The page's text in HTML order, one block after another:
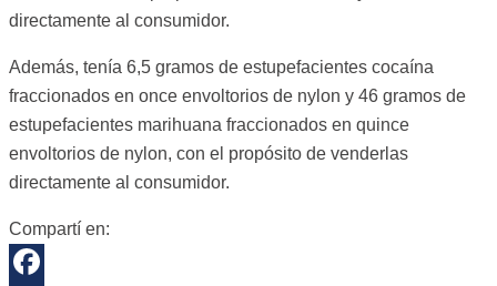
directamente al consumidor.
Además, tenía 6,5 gramos de estupefacientes cocaína
fraccionados en once envoltorios de nylon y 46 gramos de
estupefacientes marihuana fraccionados en quince
envoltorios de nylon, con el propósito de venderlas
directamente al consumidor.
Compartí en: